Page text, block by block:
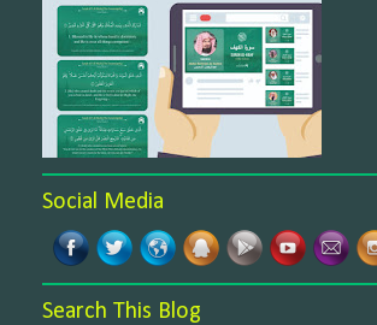
Social Media
Search This Blog